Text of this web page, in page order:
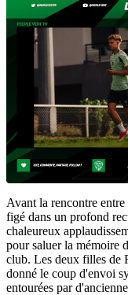
Avant la rencontre
figé dans un profond
chaleureux
pour saluer la mémoire
club. Les deux filles de
donné le coup d'envoi
entourées par